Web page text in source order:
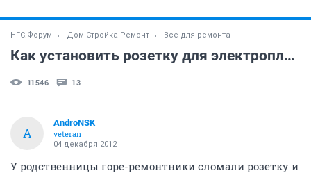
НГС.Форум Дом Стройка Ремонт Все для ремонта
Как установить розетку для электроплиты?
11546 13
A
AndroNSK
veteran
04 декабря 2012
У родственницы горе-ремонтники сломали розетку и